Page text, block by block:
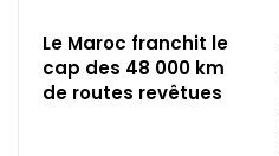
Le Maroc franchit le
cap des 48 000 km
de routes revêtues